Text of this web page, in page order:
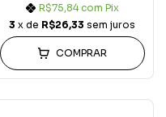
R$75,84com Pix
3 x de R$26,33 sem juros
COMPRAR